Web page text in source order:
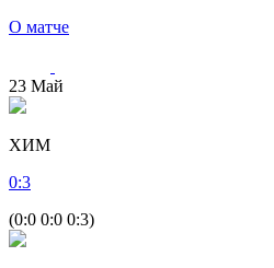
О матче
23 Май
ХИМ
0:3
(0:0 0:0 0:3)